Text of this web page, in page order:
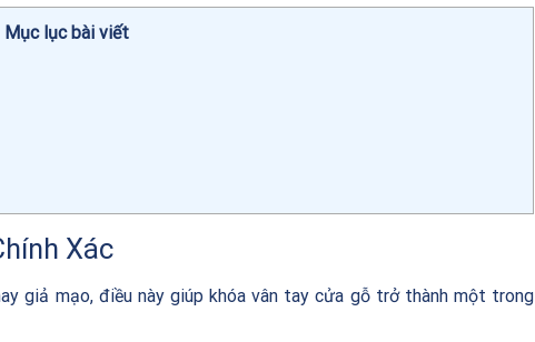
Mục lục bài viết
Xác
giả mạo, điều này giúp khóa vân tay cửa gỗ trở thành một trong